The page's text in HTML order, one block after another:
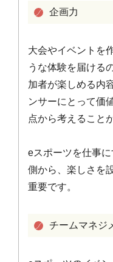
企画力
大会やイベントを
うな体験を届ける
加者が楽しめる内
ンサーにとって価
点から考えること
eスポーツを仕事
側から、楽しさを
重要です。
チームマネジ